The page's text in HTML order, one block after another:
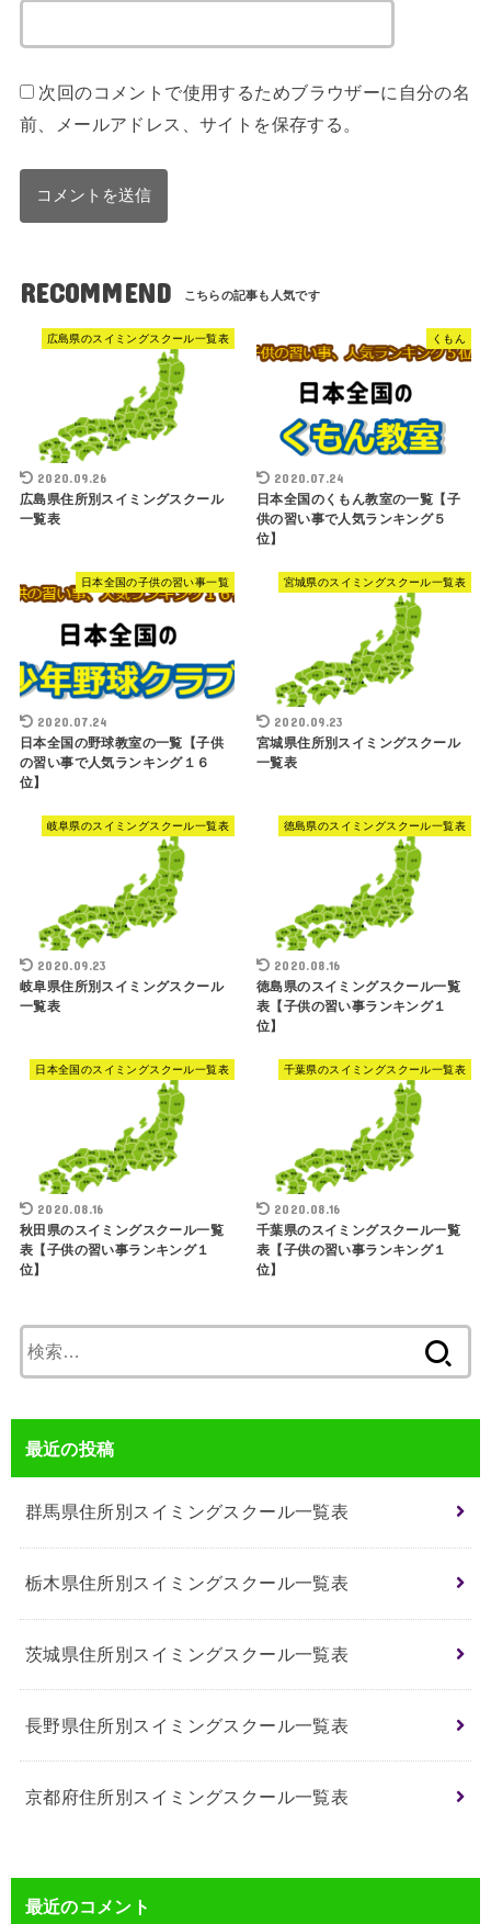
次回のコメントで使用するためブラウザーに自分の名
前、メールアドレス、サイトを保存する。
RECOMMEND
広島県のスイミングスクール一覧表
2020.09.26
広島県住所別スイミングスクール
一覧表
くもん
2020.07.24
日本全国のくもん教室の一覧【子
供の習い事で人気ランキング５
位】
日本全国の子供の習い事一覧
2020.07.24
日本全国の野球教室の一覧【子供
の習い事で人気ランキング１６
位】
宮城県のスイミングスクール一覧表
2020.09.23
宮城県住所別スイミングスクール
一覧表
岐阜県のスイミングスクール一覧表
2020.09.23
岐阜県住所別スイミングスクール
一覧表
徳島県のスイミングスクール一覧表
2020.08.16
徳島県のスイミングスクール一覧
表【子供の習い事ランキング１
位】
日本全国のスイミングスクール一覧表
2020.08.16
秋田県のスイミングスクール一覧
表【子供の習い事ランキング１
位】
千葉県のスイミングスクール一覧表
2020.08.16
千葉県のスイミングスクール一覧
表【子供の習い事ランキング１
位】
索:
最近の投稿
群馬県住所別スイミングスクール一覧表
栃木県住所別スイミングスクール一覧表
茨城県住所別スイミングスクール一覧表
長野県住所別スイミングスクール一覧表
京都府住所別スイミングスクール一覧表
最近のコメント